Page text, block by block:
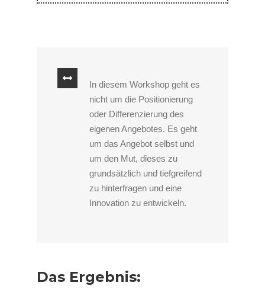
In diesem Workshop geht es
nicht um die Positionierung
oder Differenzierung des
eigenen Angebotes. Es geht
um das Angebot selbst und
um den Mut, dieses zu
grundsätzlich und tiefgreifend
zu hinterfragen und eine
Innovation zu entwickeln.
Das Ergebnis: